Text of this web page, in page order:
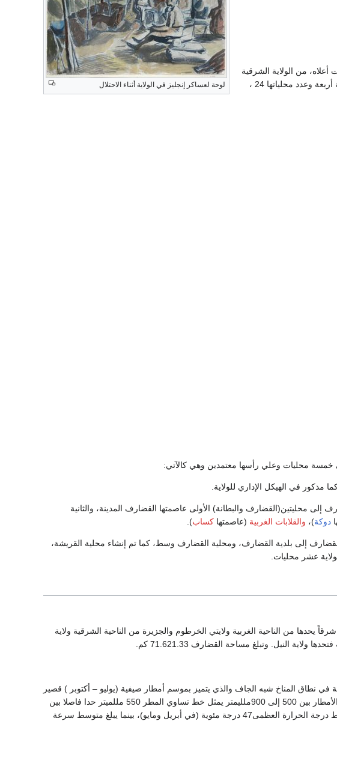
لوحة لعساكر إنجليز في الولاية أثناء الاحتلال
أعلاه، من الولاية الشرقية
ليصبح عدد محافظات الولاية أربعة وعدد محلياتها 24 ،
كما مذكور في الهيكل الإداري للولاية.
القضارف إلى محليتين(القضارف والبطانة) الأولى عاصمتها القضارف المدينة، والثانية
دوكة)، والقلابات الغربية (عاصمتها كساب).
القضارف إلى بلدية القضارف، ومحلية القضارف وسط، كما تم إنشاء محلية القريشة،
عشر محليات.
بين خطي عرض 12-17 درجة شمالاً خطي طول 34-36 درجة شرقاً يحدها من الناحية الغربية ولايتي الخرطوم والجزيرة من الناحية الشرقية ولاية
ولاية النيل. وتبلغ مساحة القضارف 71.621.33 كم.
في نطاق المناخ شبه الجاف والذي يتميز بموسم أمطار صيفية (يوليو – أكتوبر ) قصير
نسبياً، أما المناطق الشرقية والجنوبية فتقع في إطار المناخ الرطب . تتراوح كمية الأمطار بين 500 إلى 900ملليمتر يمثل خط تساوي المطر 550 مللميتر حدا فاصلا بين
النطاقين . يبلغ متوسط درجة الحرارة الصغرى 17 درجة مئوية (في يناير)؛ ومتوسط درجة الحرارة العظمى47 درجة مئوية (في أبريل ومايو)، بينما يبلغ متوسط سرعة